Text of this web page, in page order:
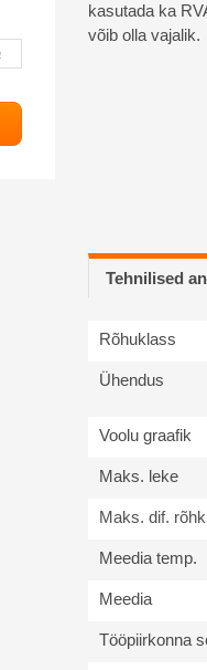
kasutada ka
võib olla vajalik.
Tehnilised
Rõhuklass
Ühendus
Voolu graafik
Maks. leke
Maks. dif. rõhk
Meedia temp.
Meedia
Tööpiirkonna